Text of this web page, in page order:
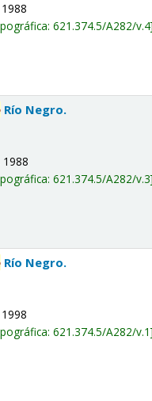
621.374.5/A282/v.4
Río Negro.
1988
621.374.5/A282/v.3
Río Negro.
621.374.5/A282/v.1